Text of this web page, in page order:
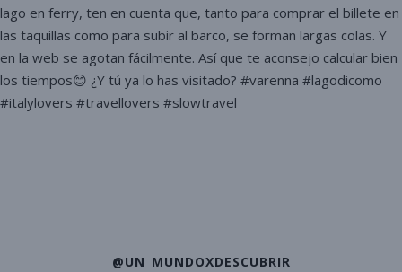
@UN_MUNDOXDESCUBRIR